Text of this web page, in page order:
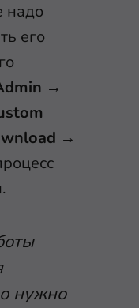
надо
его
→
→
нужно